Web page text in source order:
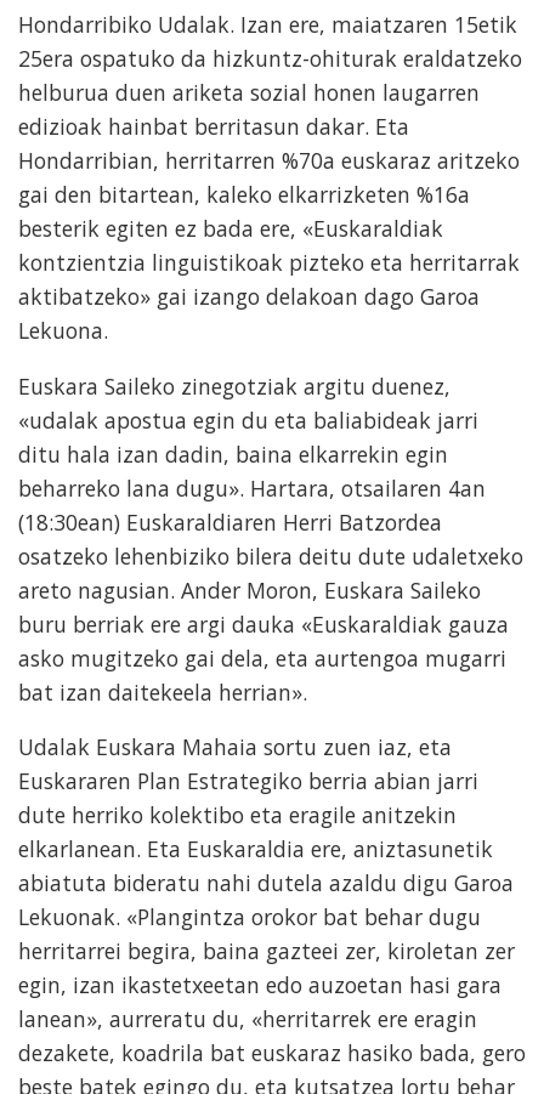
Hondarribiko Udalak. Izan ere, maiatzaren 15etik
25era ospatuko da hizkuntz-ohiturak eraldatzeko
helburua duen ariketa sozial honen laugarren
edizioak hainbat berritasun dakar. Eta
Hondarribian, herritarren %70a euskaraz aritzeko
gai den bitartean, kaleko elkarrizketen %16a
besterik egiten ez bada ere, «Euskaraldiak
kontzientzia linguistikoak pizteko eta herritarrak
aktibatzeko» gai izango delakoan dago Garoa
Lekuona.
Euskara Saileko zinegotziak argitu duenez,
«udalak apostua egin du eta baliabideak jarri
ditu hala izan dadin, baina elkarrekin egin
beharreko lana dugu». Hartara, otsailaren 4an
(18:30ean) Euskaraldiaren Herri Batzordea
osatzeko lehenbiziko bilera deitu dute udaletxeko
areto nagusian. Ander Moron, Euskara Saileko
buru berriak ere argi dauka «Euskaraldiak gauza
asko mugitzeko gai dela, eta aurtengoa mugarri
bat izan daitekeela herrian».
Udalak Euskara Mahaia sortu zuen iaz, eta
Euskararen Plan Estrategiko berria abian jarri
dute herriko kolektibo eta eragile anitzekin
elkarlanean. Eta Euskaraldia ere, aniztasunetik
abiatuta bideratu nahi dutela azaldu digu Garoa
Lekuonak. «Plangintza orokor bat behar dugu
herritarrei begira, baina gazteei zer, kiroletan zer
egin, izan ikastetxeetan edo auzoetan hasi gara
lanean», aurreratu du, «herritarrek ere eragin
dezakete, koadrila bat euskaraz hasiko bada, gero
beste batek egingo du, eta kutsatzea lortu behar